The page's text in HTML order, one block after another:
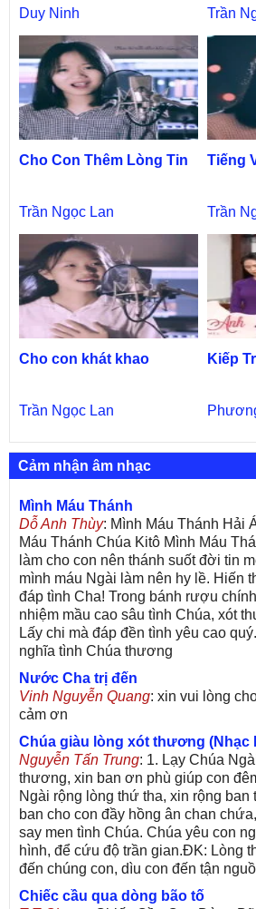
Duy Ninh Trần
Cho Con Thêm Lòng Tin
Trần Ngọc Lan
Tiếng
Trần
Cho con khát khao
Trần Ngọc Lan
Kiếp
Cảm nhận âm nhạc
Mình Máu Thánh
Dỗ Anh Thùy: Mình Máu Thánh Hải
Máu Thánh Chúa Kitô Mình Máu
làm cho con nên thánh suốt đời tin
mình máu Ngài làm nên hy lề. Hiến
đáp tình Cha! Trong bánh rượu
nhiệm mầu cao sâu tình Chúa, xót
Lấy chi mà đáp đền tình yêu cao
nghĩa tình Chúa thương
Nước Cha trị đến
Vinh Nguyễn Quang: xin vui lòng
cảm ơn
Chúa giàu lòng xót thương (Nhạc
Nguyễn Tấn Trung: 1. Lạy Chúa
thương, xin ban ơn phù giúp con
Ngài rộng lòng thứ tha, xin rộng ban
ban cho con đầy hồng ân chan
say men tình Chúa. Chúa yêu con
hình, để cứu độ trần gian.ĐK: Lòng
đến chúng con, dìu con đến tận
Chiếc cầu qua dòng bão tố